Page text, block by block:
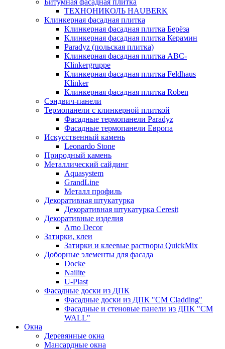
Битумная фасадная плитка
ТЕХНОНИКОЛЬ HAUBERK
Клинкерная фасадная плитка
Клинкерная фасадная плитка Берёза
Клинкерная фасадная плитка Керамин
Paradyz (польская плитка)
Клинкерная фасадная плитка ABC-
Klinkergruppe
Клинкерная фасадная плитка Feldhaus
Klinker
Клинкерная фасадная плитка Roben
Сэндвич-панели
Термопанели с клинкерной плиткой
Фасадные термопанели Paradyz
Фасадные термопанели Европа
Искусственный камень
Leonardo Stone
Природный камень
Металлический сайдинг
Aquasystem
GrandLine
Металл профиль
Декоративная штукатурка
Декоративная штукатурка Ceresit
Декоративные изделия
Arno Decor
Затирки, клеи
Затирки и клеевые растворы QuickMix
Доборные элементы для фасада
Docke
Nailite
U-Plast
Фасадные доски из ДПК
Фасадные доски из ДПК "CM Cladding"
Фасадные и стеновые панели из ДПК "CM
WALL"
Окна
Деревянные окна
Мансардные окна